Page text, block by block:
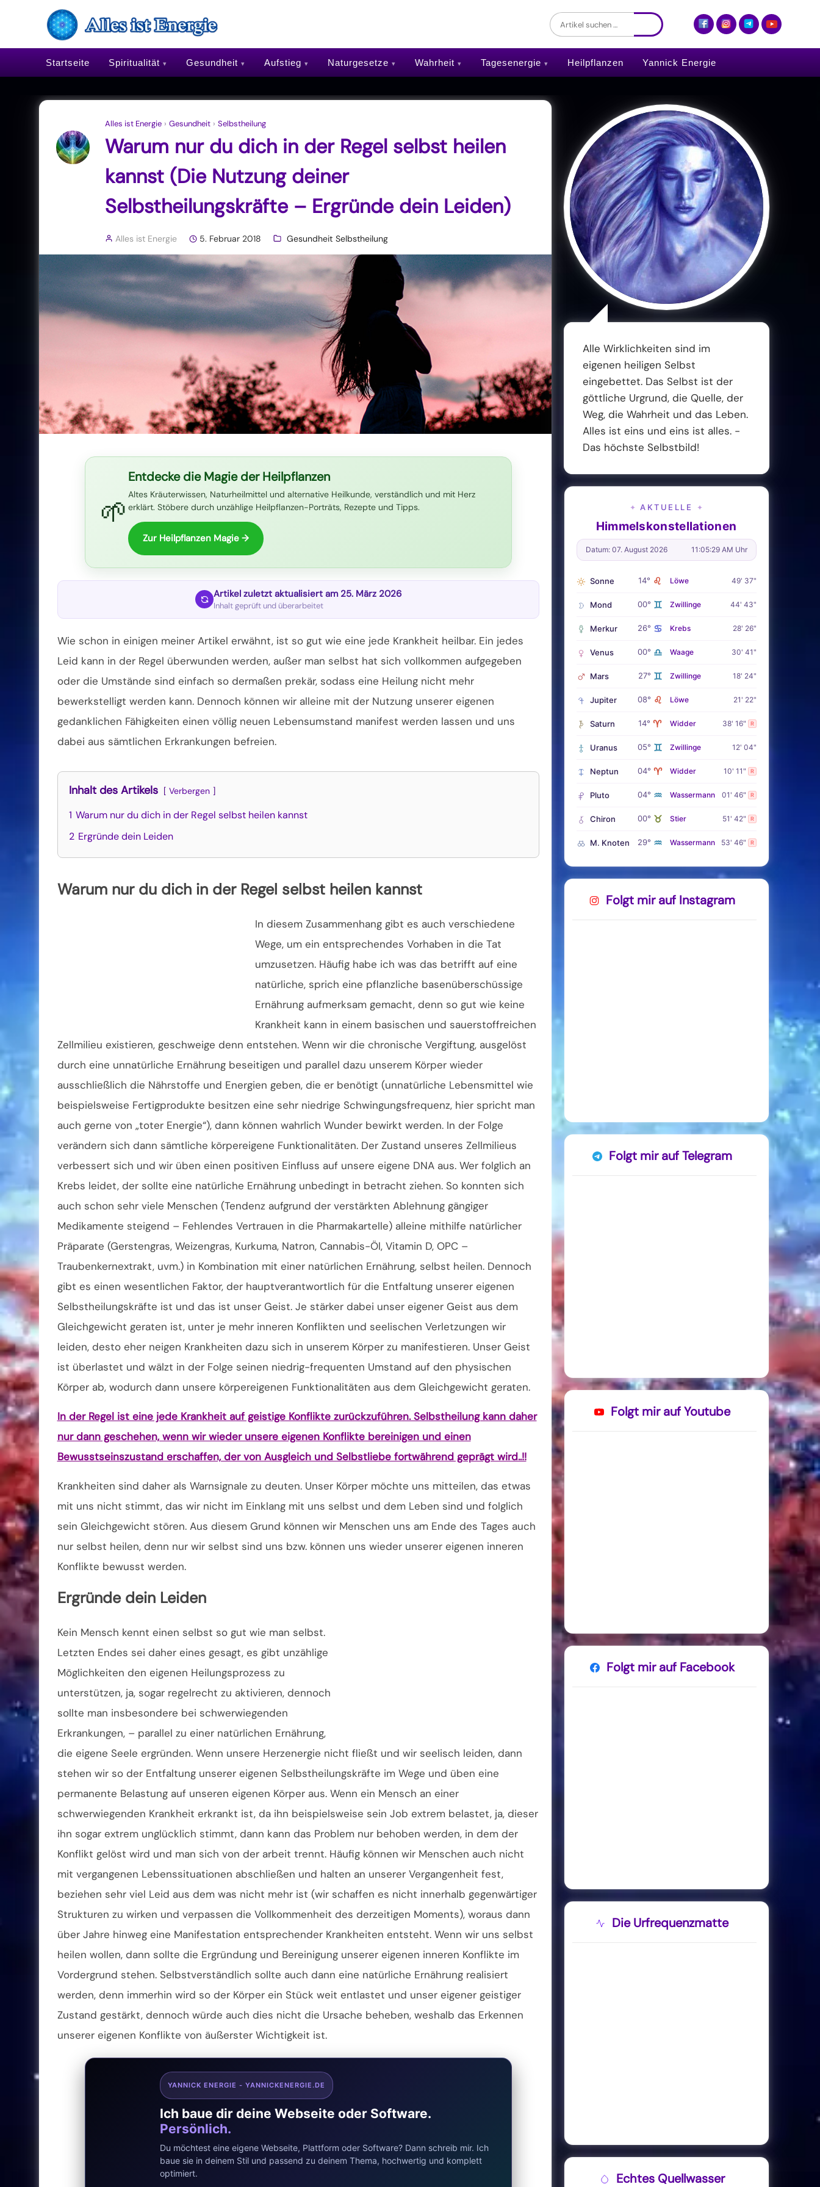
Startseite Spiritualität Gesundheit Aufstieg Naturgesetze Wahrheit Tagesenergie Heilpflanzen Yannick Energie
Alles ist Energie › Gesundheit › Selbstheilung
Warum nur du dich in der Regel selbst heilen
kannst (Die Nutzung deiner
Selbstheilungskräfte – Ergründe dein Leiden)
Alles ist Energie 5. Februar 2018 Gesundheit Selbstheilung
🌱
Entdecke die Magie der Heilpflanzen
Altes Kräuterwissen, Naturheilmittel und alternative Heilkunde, verständlich und mit Herz
erklärt. Stöbere durch unzählige Heilpflanzen-Porträts, Rezepte und Tipps.
Zur Heilpflanzen Magie →
Artikel zuletzt aktualisiert am 25. März 2026
Inhalt geprüft und überarbeitet
Wie schon in einigen meiner Artikel erwähnt, ist so gut wie eine jede Krankheit heilbar. Ein jedes
Leid kann in der Regel überwunden werden, außer man selbst hat sich vollkommen aufgegeben
oder die Umstände sind einfach so dermaßen prekär, sodass eine Heilung nicht mehr
bewerkstelligt werden kann. Dennoch können wir alleine mit der Nutzung unserer eigenen
gedanklichen Fähigkeiten einen völlig neuen Lebensumstand manifest werden lassen und uns
dabei aus sämtlichen Erkrankungen befreien.
Inhalt des Artikels Verbergen
1 Warum nur du dich in der Regel selbst heilen kannst
2 Ergründe dein Leiden
Warum nur du dich in der Regel selbst heilen kannst
In diesem Zusammenhang gibt es auch verschiedene
Wege, um ein entsprechendes Vorhaben in die Tat
umzusetzen. Häufig habe ich was das betrifft auf eine
natürliche, sprich eine pflanzliche basenüberschüssige
Ernährung aufmerksam gemacht, denn so gut wie keine
Krankheit kann in einem basischen und sauerstoffreichen
Zellmilieu existieren, geschweige denn entstehen. Wenn wir die chronische Vergiftung, ausgelöst
durch eine unnatürliche Ernährung beseitigen und parallel dazu unserem Körper wieder
ausschließlich die Nährstoffe und Energien geben, die er benötigt (unnatürliche Lebensmittel wie
beispielsweise Fertigprodukte besitzen eine sehr niedrige Schwingungsfrequenz, hier spricht man
auch gerne von „toter Energie“), dann können wahrlich Wunder bewirkt werden. In der Folge
verändern sich dann sämtliche körpereigene Funktionalitäten. Der Zustand unseres Zellmilieus
verbessert sich und wir üben einen positiven Einfluss auf unsere eigene DNA aus. Wer folglich an
Krebs leidet, der sollte eine natürliche Ernährung unbedingt in betracht ziehen. So konnten sich
auch schon sehr viele Menschen (Tendenz aufgrund der verstärkten Ablehnung gängiger
Medikamente steigend – Fehlendes Vertrauen in die Pharmakartelle) alleine mithilfe natürlicher
Präparate (Gerstengras, Weizengras, Kurkuma, Natron, Cannabis-Öl, Vitamin D, OPC –
Traubenkernextrakt, uvm.) in Kombination mit einer natürlichen Ernährung, selbst heilen. Dennoch
gibt es einen wesentlichen Faktor, der hauptverantwortlich für die Entfaltung unserer eigenen
Selbstheilungskräfte ist und das ist unser Geist. Je stärker dabei unser eigener Geist aus dem
Gleichgewicht geraten ist, unter je mehr inneren Konflikten und seelischen Verletzungen wir
leiden, desto eher neigen Krankheiten dazu sich in unserem Körper zu manifestieren. Unser Geist
ist überlastet und wälzt in der Folge seinen niedrig-frequenten Umstand auf den physischen
Körper ab, wodurch dann unsere körpereigenen Funktionalitäten aus dem Gleichgewicht geraten.
In der Regel ist eine jede Krankheit auf geistige Konflikte zurückzuführen. Selbstheilung kann daher
nur dann geschehen, wenn wir wieder unsere eigenen Konflikte bereinigen und einen
Bewusstseinszustand erschaffen, der von Ausgleich und Selbstliebe fortwährend geprägt wird..!!
Krankheiten sind daher als Warnsignale zu deuten. Unser Körper möchte uns mitteilen, das etwas
mit uns nicht stimmt, das wir nicht im Einklang mit uns selbst und dem Leben sind und folglich
sein Gleichgewicht stören. Aus diesem Grund können wir Menschen uns am Ende des Tages auch
nur selbst heilen, denn nur wir selbst sind uns bzw. können uns wieder unserer eigenen inneren
Konflikte bewusst werden.
Ergründe dein Leiden
Kein Mensch kennt einen selbst so gut wie man selbst.
Letzten Endes sei daher eines gesagt, es gibt unzählige
Möglichkeiten den eigenen Heilungsprozess zu
unterstützen, ja, sogar regelrecht zu aktivieren, dennoch
sollte man insbesondere bei schwerwiegenden
Erkrankungen, – parallel zu einer natürlichen Ernährung,
die eigene Seele ergründen. Wenn unsere Herzenergie nicht fließt und wir seelisch leiden, dann
stehen wir so der Entfaltung unserer eigenen Selbstheilungskräfte im Wege und üben eine
permanente Belastung auf unseren eigenen Körper aus. Wenn ein Mensch an einer
schwerwiegenden Krankheit erkrankt ist, da ihn beispielsweise sein Job extrem belastet, ja, dieser
ihn sogar extrem unglücklich stimmt, dann kann das Problem nur behoben werden, in dem der
Konflikt gelöst wird und man sich von der arbeit trennt. Häufig können wir Menschen auch nicht
mit vergangenen Lebenssituationen abschließen und halten an unserer Vergangenheit fest,
beziehen sehr viel Leid aus dem was nicht mehr ist (wir schaffen es nicht innerhalb gegenwärtiger
Strukturen zu wirken und verpassen die Vollkommenheit des derzeitigen Moments), woraus dann
über Jahre hinweg eine Manifestation entsprechender Krankheiten entsteht. Wenn wir uns selbst
heilen wollen, dann sollte die Ergründung und Bereinigung unserer eigenen inneren Konflikte im
Vordergrund stehen. Selbstverständlich sollte auch dann eine natürliche Ernährung realisiert
werden, denn immerhin wird so der Körper ein Stück weit entlastet und unser eigener geistiger
Zustand gestärkt, dennoch würde auch dies nicht die Ursache beheben, weshalb das Erkennen
unserer eigenen Konflikte von äußerster Wichtigkeit ist.
YANNICK ENERGIE - YANNICKENERGIE.DE
Ich baue dir deine Webseite oder Software.
Persönlich.
Du möchtest eine eigene Webseite, Plattform oder Software? Dann schreib mir. Ich
baue sie in deinem Stil und passend zu deinem Thema, hochwertig und komplett
optimiert.
Alle Wirklichkeiten sind im
eigenen heiligen Selbst
eingebettet. Das Selbst ist der
göttliche Urgrund, die Quelle, der
Weg, die Wahrheit und das Leben.
Alles ist eins und eins ist alles. -
Das höchste Selbstbild!
✦ AKTUELLE ✦
Himmelskonstellationen
Datum: 07. August 2026 11:05:30 AM Uhr
Sonne 14° ♌ Löwe 49' 37"
Mond 00° ♊ Zwillinge 44' 43"
Merkur 26° ♋ Krebs 28' 26"
Venus 00° ♎ Waage 30' 41"
Mars 27° ♊ Zwillinge 18' 24"
Jupiter 08° ♌ Löwe 21' 22"
Saturn 14° ♈ Widder 38' 16" R
Uranus 05° ♊ Zwillinge 12' 04"
Neptun 04° ♈ Widder 10' 11" R
Pluto 04° ♒ Wassermann 01' 46" R
Chiron 00° ♉ Stier 51' 42" R
M. Knoten 29° ♒ Wassermann 53' 46" R
Folgt mir auf Instagram
Folgt mir auf Telegram
Folgt mir auf Youtube
Folgt mir auf Facebook
Die Urfrequenzmatte
Echtes Quellwasser